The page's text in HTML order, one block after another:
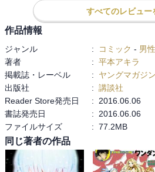
メイコは炭酸を飲みすぎてダウン
いよいよ終わりと思われたが、
キヨシの勃起を利用して蹴散らす
すべてのレビュー
作品情報
ジャンル : コミック - 男
著者
: 平本アキラ
掲載誌・レーベル
:
ヤングマガジン
出版社
: 講談社
Reader Store発売日
:
2016.06.06
書誌発売日
:
2016.06.06
ファイルサイズ
: 77.2MB
同じ著者の作品